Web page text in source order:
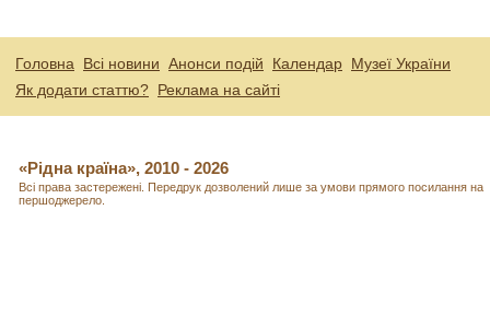
Головна Всі новини Анонси подій Календар Музеї України
Як додати статтю? Реклама на сайті
«Рідна країна», 2010 - 2026
Всі права застережені. Передрук дозволений лише за умови прямого посилання на
першоджерело.